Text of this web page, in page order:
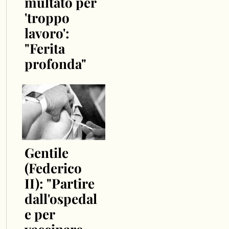
'troppo
lavoro':
"Ferita
profonda"
Gentile
(Federico
II): "Partire
dall'ospedal
e per